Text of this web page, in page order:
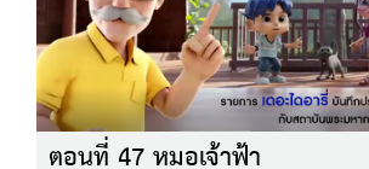
ตอนที่ 47 หมอเจ้าฟ้า